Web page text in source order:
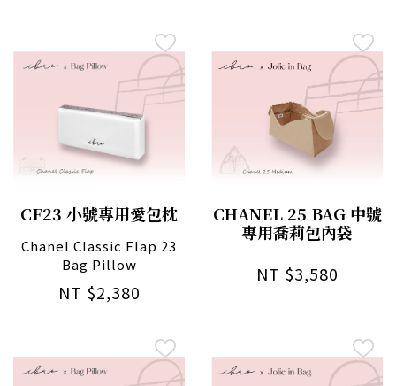
CF23 小號專用愛包枕
Chanel Classic Flap 23
Bag Pillow
NT $2,380
CHANEL 25 BAG 中號
專用喬莉包內袋
NT $3,580